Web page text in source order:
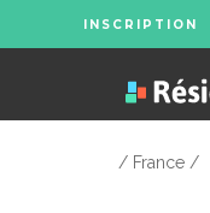
INSCRIPTION
/ France /